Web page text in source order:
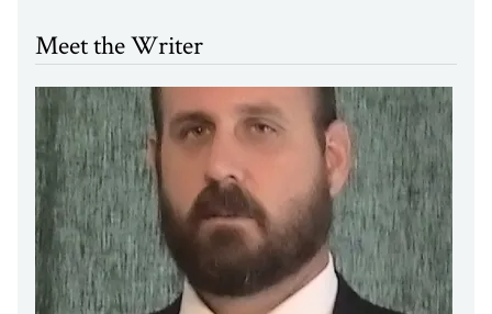
Meet the Writer